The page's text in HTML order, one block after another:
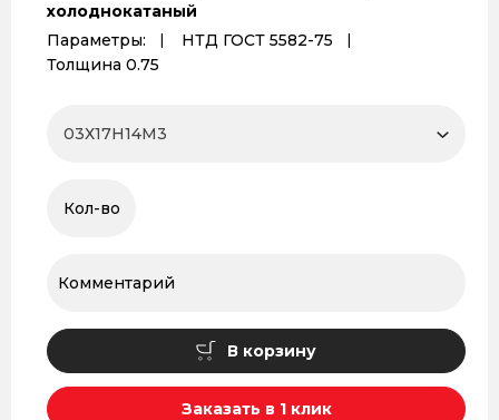
холоднокатаный
Параметры:
НТД ГОСТ 5582-75
Толщина 0.75
В корзину
Заказать в 1 клик